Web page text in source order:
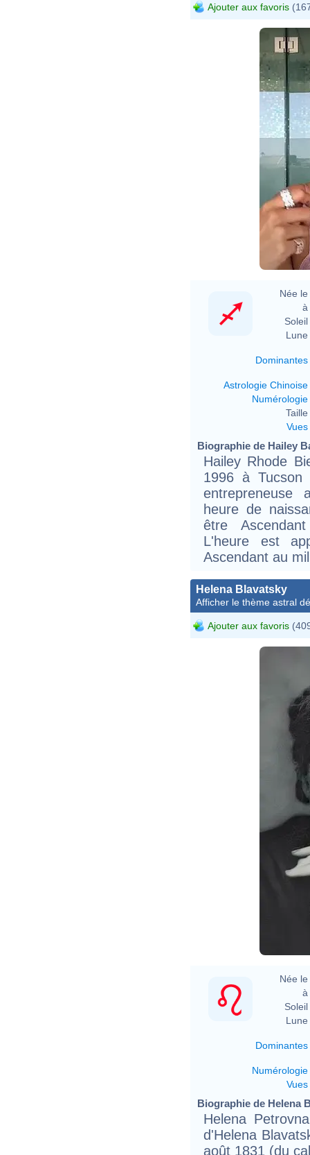
Ajouter aux favoris
Née le
à
Soleil
Lune
Dominantes
Astrologie Chinoise
Numérologie
Taille
Vues
Biographie de Hailey
Hailey Rhode
1996 à Tucson
entrepreneuse
heure de
être
L'heure est
Ascendant au
Helena Blavatsky
Afficher le thème astral
Ajouter aux favoris
Née le
à
Soleil
Lune
Dominantes
Numérologie
Vues
Biographie de Helena
Helena
d'Helena
août 1831 (du